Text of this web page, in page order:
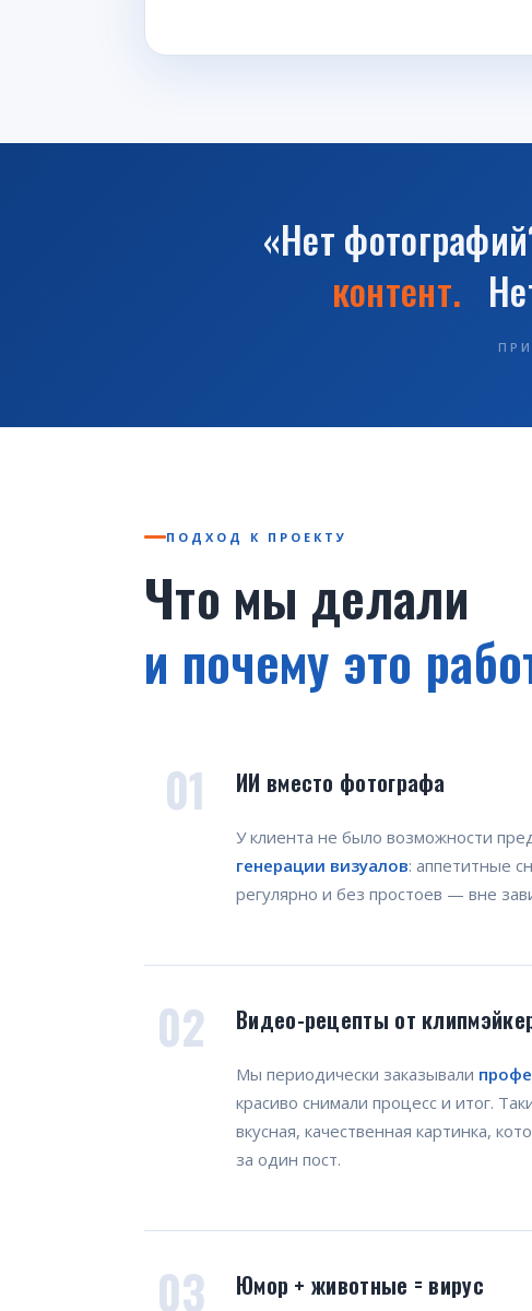
«Нет
контент.
ПОДХОД К ПРОЕКТУ
Что мы делали
и почему это
01 ИИ вместо фотографа
У клиента не было возможности
генерации визуалов: аппетитные
регулярно и без простоев — вне
02 Видео-рецепты от
Мы периодически заказывали
красиво снимали процесс и итог.
вкусная, качественная картинка,
за один пост.
03 Юмор + животные = вирус